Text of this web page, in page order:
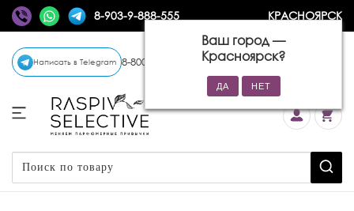
8-903-9-888-555 КРАСНОЯРСК
Ваш город —
Красноярск?
Написать в Telegram 8-800-770-72-34 (бесплатно)